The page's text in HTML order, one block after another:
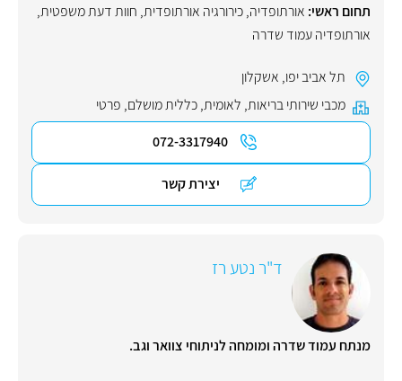
תחום ראשי: אורתופדיה,כירורגיה אורתופדית, חוות דעת משפטית,
אורתופדיה עמוד שדרה
תל אביב יפו, אשקלון
מכבי שירותי בריאות, לאומית,כללית מושלם, פרטי
072-3317940
יצירת קשר
ד"ר נטע רז
מנתח עמוד שדרה ומומחה לניתוחי צוואר וגב.